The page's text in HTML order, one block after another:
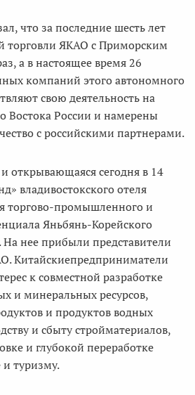
что за последние шесть лет
торговли ЯКАО с Приморским
а в настоящее время 26
компаний этого автономного
свою деятельность на
Востока России и намерены
с российскими партнерами.
открывающаяся сегодня в 14
владивостокского отеля
торгово-промышленного и
Яньбянь-Корейского
На нее прибыли представители
Китайскиепредприниматели
к совместной разработке
и минеральных ресурсов,
и продуктов водных
и сбыту стройматериалов,
и глубокой переработке
и туризму.